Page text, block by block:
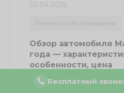
30.04.2026
Ремонт и обслуживание
Обзор автомобиля
года —
особенности, цена
Мазда 6 2012 года
Бесплатный